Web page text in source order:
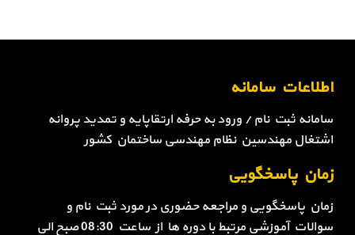
اطلاعات سامانه
سامانه ثبت نام / ورود به حرفه ارتقاپایه و تمدید پروانه
اشتغال مهندسین نظام مهندسی ساختمان کشور
زمان پاسخگویی
زمان پاسخگویی و مراجعه حضوری در مورد ثبت نام و
سوالات آموزشی مرتبط با دوره ها از ساعت 08:30 صبح الی